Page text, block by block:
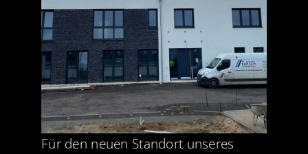
Für den neuen Standort unseres